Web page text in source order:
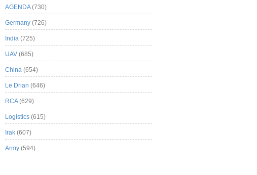
AGENDA(730)
Germany (726)
India (725)
UAV (685)
China (654)
Le Drian (646)
RCA(629)
Logistics (615)
Irak (607)
Army (594)